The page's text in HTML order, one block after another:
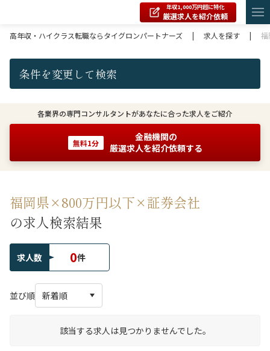
年収1,000万円超に特化
厳選求人を紹介依頼
高年収・ハイクラス転職ならタイグロンパートナーズ
| 求人を探す |
条件を変更して検索
各業界の専門コンサルタントがあなたに合った求人をご紹介
無料1分
金融機関の
厳選求人を紹介依頼する
福岡県×800万円以下×証券会社
の求人検索結果
求人数 0件
並び順
該当する求人は見つかりませんでした。